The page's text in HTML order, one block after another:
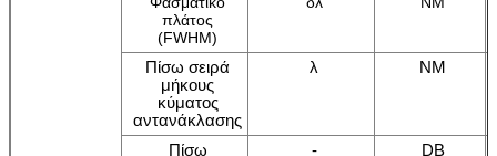
πλάτος
(FWHM)
Πίσω σειρά
μήκους
κύματος
αντανάκλασης
λ NM
Πίσω - DB